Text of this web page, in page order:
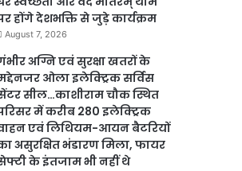
होंगे देशभक्ति से जुड़े कार्यक्रम
August 7, 2026
अग्नि एवं सुरक्षा खतरों के
ओला इलेक्ट्रिक सर्विस
सील…काशीराम चौक स्थित
में करीब 280 इलेक्ट्रिक
एवं लिथियम-आयन बैटरियों
असुरक्षित भंडारण मिला, फायर
के इंतजाम भी नहीं थे